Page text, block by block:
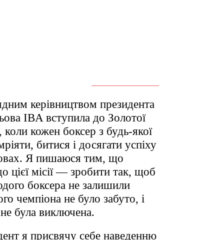
керівництвом президента
IBA вступила до Золотої
кожен боксер з будь-якої
битися і досягати успіху
Я пишаюся тим, що
цієї місії — зробити так, щоб
боксера не залишили
чемпіона не було забуто, і
була виключена.
я присвячу себе наведенню